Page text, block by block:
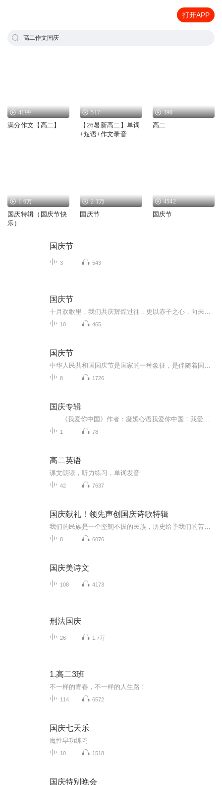
打开APP
高二作文国庆
4199
满分作文【高二】
517
【26暑新高二】单词
+短语+作文录音
390
高二
1.6万
国庆特辑（国庆节快
乐）
2.1万
国庆节
4542
国庆节
国庆节
3 543
国庆节
10 465
国庆节
8 1726
国庆专辑
1 78
高二英语
课文朗读，听力练习，单词发音
42 7637
国庆献礼！领先声创国庆诗歌特辑
8 6076
国庆美诗文
108 4173
刑法国庆
26 1.7万
1.高二3班
不一样的青春，不一样的人生路！
114 6572
国庆七天乐
魔性早功练习
10 1518
国庆特别晚会